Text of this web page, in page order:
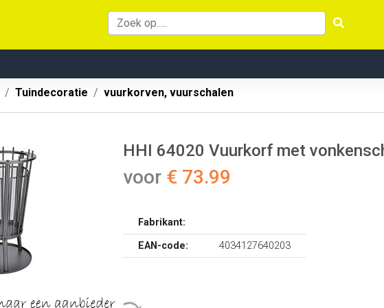
Tuindecoratie vuurkorven, vuurschalen
HHI 64020 Vuurkorf met
voor € 73.99
Fabrikant:
EAN-code:
4034127640203